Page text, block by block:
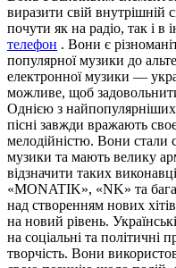
виразити свій внутрішній
почути як на радіо, так і в
телефон . Вони є
популярної музики до
електронної музики —
можливе, щоб
Однією з
пісні завжди вражають
мелодійністю. Вони стали
музики та мають велику
відзначити таких
«MONATIK», «NK» та
над створенням нових
на новий рівень.
на соціальні та політичні
творчість. Вони